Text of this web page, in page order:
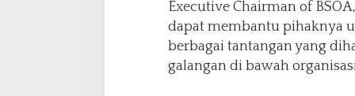
Executive Chairman of
dapat membantu pihaknya
berbagai tantangan yang
galangan di bawah